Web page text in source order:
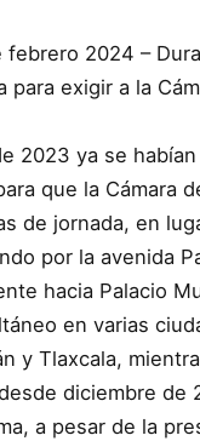
febrero 2024 –
exigir a la
2023 ya se
que la Cámara
de jornada, en
por la avenida
hacia Palacio
en varias
y Tlaxcala,
diciembre de
a pesar de la